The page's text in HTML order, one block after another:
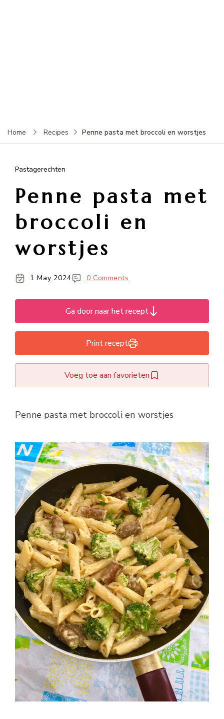
Home Recipes Penne pasta met broccoli en worstjes
Pastagerechten
Penne pasta met
broccoli en
worstjes
1 May 2024 0 Comments
Ga door naar het recept
Print recept
Voeg toe aan favorieten
Penne pasta met broccoli en worstjes